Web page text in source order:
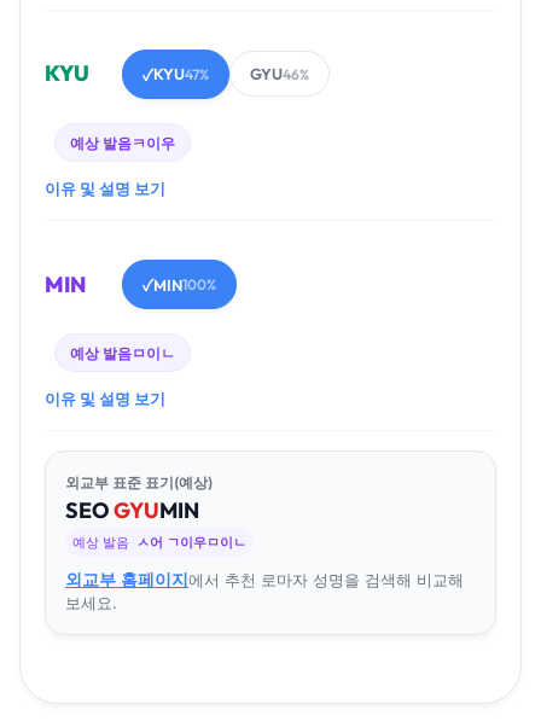
KYU ✓KYU47% GYU46%
예상 발음ㅋ이우
이유 및 설명 보기
MIN ✓MIN100%
예상 발음ㅁ이ㄴ
이유 및 설명 보기
외교부 표준 표기(예상)
SEOGYUMIN
예상 발음 ㅅ어 ㄱ이우ㅁ이ㄴ
외교부 홈페이지에서 추천 로마자 성명을 검색해 비교해
보세요.